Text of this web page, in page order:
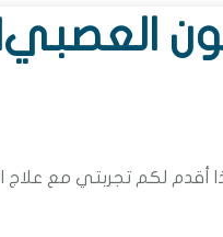
أقدم لكم تجربتي مع علاج